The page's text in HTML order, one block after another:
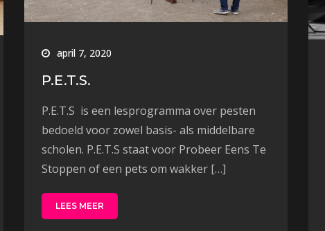
april 7, 2020
P.E.T.S.
P.E.T.S is een lesprogramma over pesten
bedoeld voor zowel basis- als middelbare
scholen. P.E.T.S staat voor Probeer Eens Te
Stoppen of een pets om wakker […]
LEES MEER